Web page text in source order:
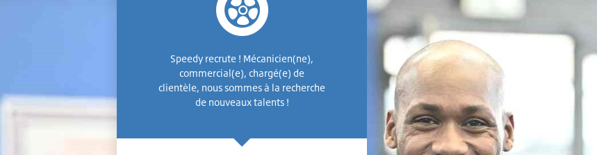
Speedy recrute ! Mécanicien(ne),
commercial(e), chargé(e) de
clientèle, nous sommes à la recherche
de nouveaux talents !